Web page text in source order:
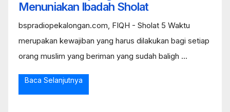
Menuniakan Ibadah Sholat
bspradiopekalongan.com, FIQH - Sholat 5 Waktu
merupakan kewajiban yang harus dilakukan bagi setiap
orang muslim yang beriman yang sudah baligh ...
Baca Selanjutnya